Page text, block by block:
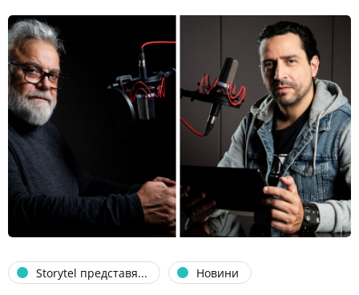
Storytel представя... Новини